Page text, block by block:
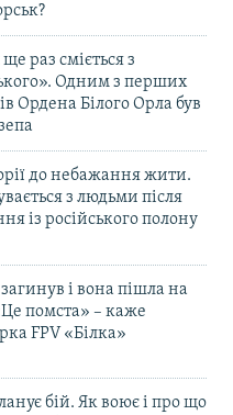
ще раз сміється з
Одним з перших
Ордена Білого Орла був
до небажання жити.
з людьми після
із російського полону
і вона пішла на
помста» – каже
FPV «Білка»
бій. Як воює і про що